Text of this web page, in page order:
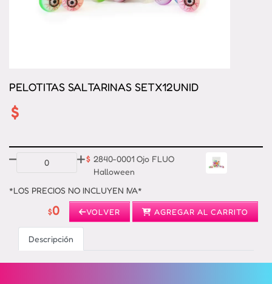
PELOTITAS SALTARINAS SETX12UNID
$
$ 2840-0001 Ojo FLUO
Halloween
*LOS PRECIOS NO INCLUYEN IVA*
VOLVER AGREGAR AL CARRITO
$0
Descripción